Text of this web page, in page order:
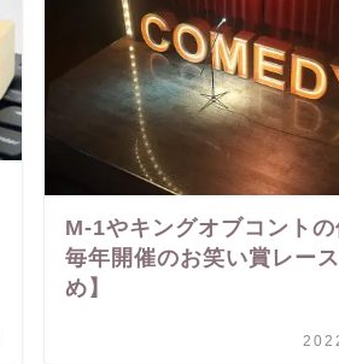
M-1やキングオブコントの
毎年開催のお笑い賞レー
め】